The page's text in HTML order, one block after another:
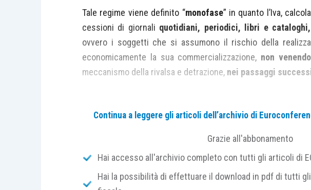
Tale regime viene definito “monofase” in quanto l’Iva,
cessioni di giornali quotidiani, periodici, libri e cataloghi,
ovvero i soggetti che si assumono il rischio della
economicamente la sua commercializzazione, non
meccanismo della rivalsa e detrazione, nei passaggi
vendita al pubblico) sulla base di uno deidue seguentimetodi
numero delle copie effettivamente vendute .
Continua a leggere gli articoli dell’archivio di
Grazie all'abbonamento
Hai accesso all'archivio completo con tutti gli articoli di
Hai la possibilità di effettuare il download in pdf di tutti